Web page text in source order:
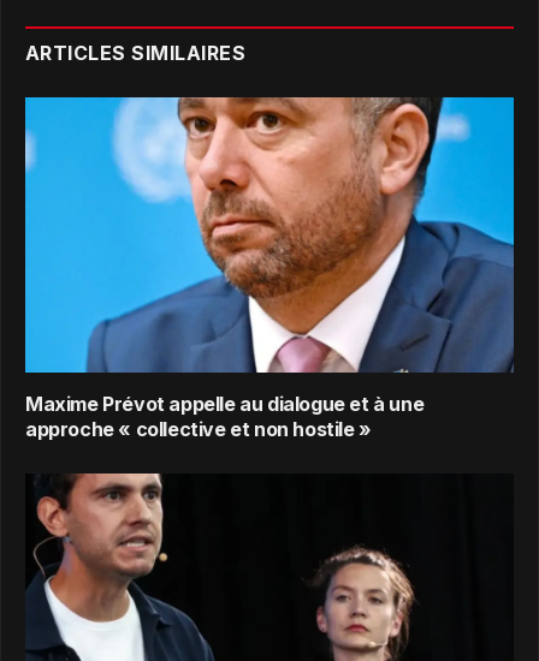
ARTICLES SIMILAIRES
Maxime Prévot appelle au dialogue et à une
approche « collective et non hostile »